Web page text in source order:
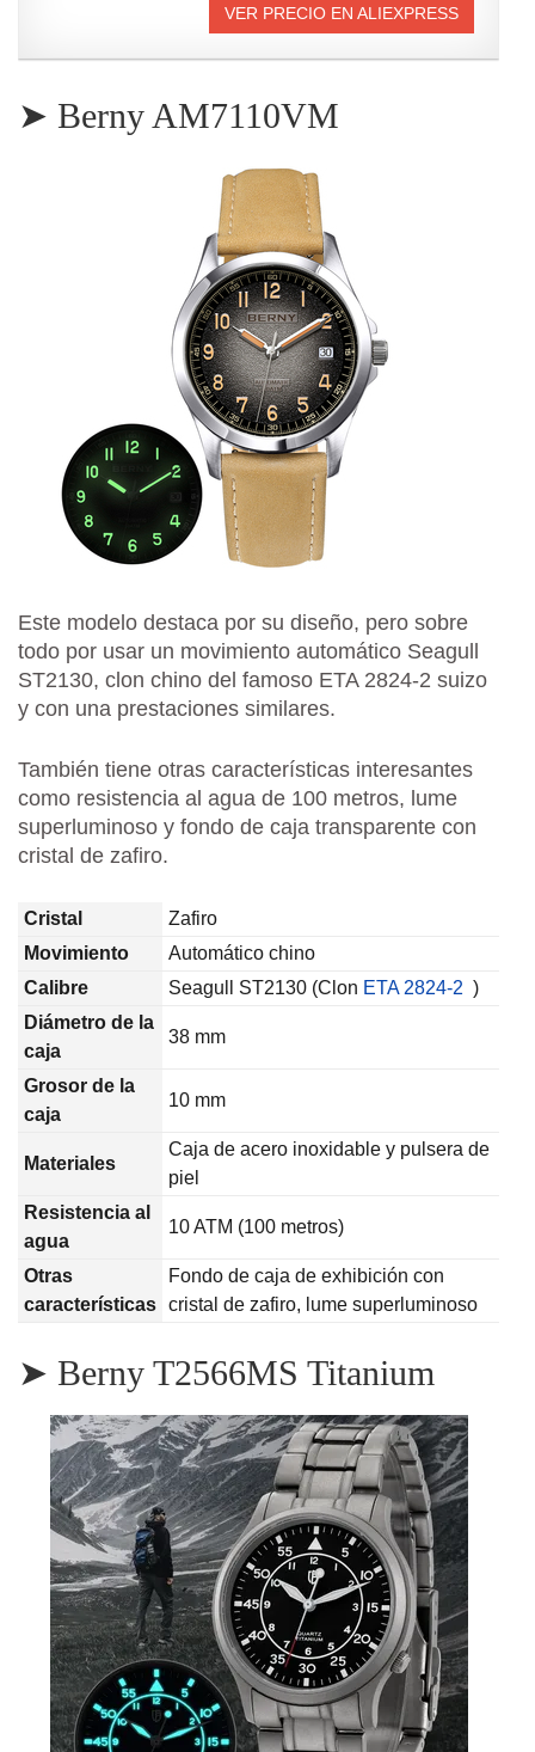
VER PRECIO EN ALIEXPRESS
➤ Berny AM7110VM
Este modelo destaca por su diseño, pero sobre
todo por usar un movimiento automático Seagull
ST2130, clon chino del famoso ETA 2824-2 suizo
y con una prestaciones similares.
También tiene otras características interesantes
como resistencia al agua de 100 metros, lume
superluminoso y fondo de caja transparente con
cristal de zafiro.
Cristal
Zafiro
Movimiento
Automático chino
Calibre
Seagull ST2130 (Clon ETA 2824-2 )
Diámetro de la
caja
38 mm
Grosor de la
caja
10 mm
Materiales
Caja de acero inoxidable y pulsera de
piel
Resistencia al
agua
10 ATM (100 metros)
Otras
características
Fondo de caja de exhibición con
cristal de zafiro, lume superluminoso
➤ Berny T2566MS Titanium